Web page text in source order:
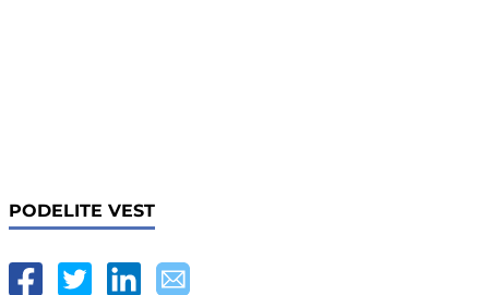
PODELITE VEST